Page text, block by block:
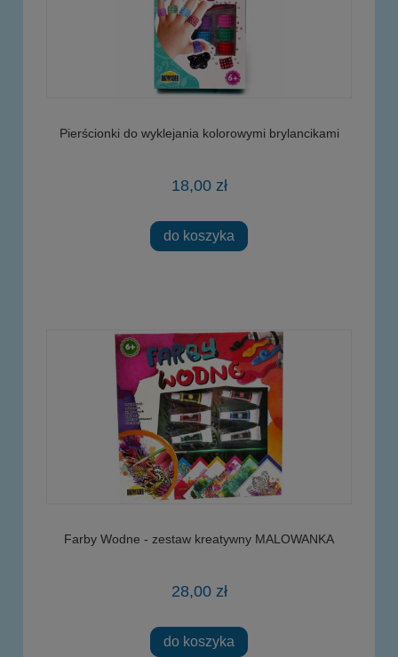
Pierścionki do wyklejania kolorowymi brylancikami
18,00 zł
do koszyka
Farby Wodne - zestaw kreatywny MALOWANKA
28,00 zł
do koszyka